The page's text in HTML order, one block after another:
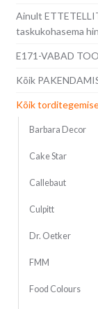
Ainult
taskukohasema
E171-VABAD
Kõik
Kõik
Barbara Decor
Cake Star
Callebaut
Culpitt
Dr. Oetker
FMM
Food Colours